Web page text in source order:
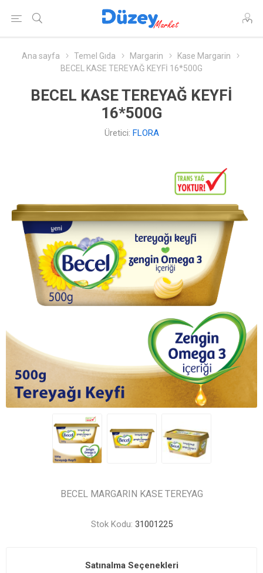
Ana sayfa Temel Gıda Margarin
Kase Margarin
BECEL KASE TEREYAĞ KEYFİ 16*500G
BECEL KASE TEREYAĞ KEYFİ
16*500G
Üretici: FLORA
BECEL MARGARIN KASE TEREYAG
Stok Kodu: 31001225
Satınalma Seçenekleri